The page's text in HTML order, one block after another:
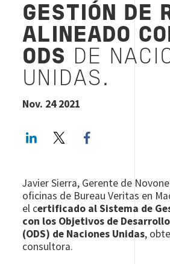
GESTIÓN DE
ALINEADO
ODS
DE
UNIDAS.
Nov. 24 2021
LinkedInTwitter
Javier Sierra, Gerente de
oficinas de Bureau Veritas en
el certificado al Sistema de
con los Objetivos de
(ODS) de Naciones Unidas,
consultora.